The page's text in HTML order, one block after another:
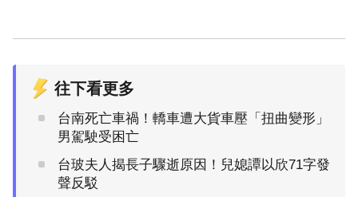
往下看更多
台南死亡車禍！轎車遭大貨車壓「扭曲變形」
男駕駛受困亡
台玻夫人揭長子驟逝原因！兒媳譚以欣71字發
聲反駁